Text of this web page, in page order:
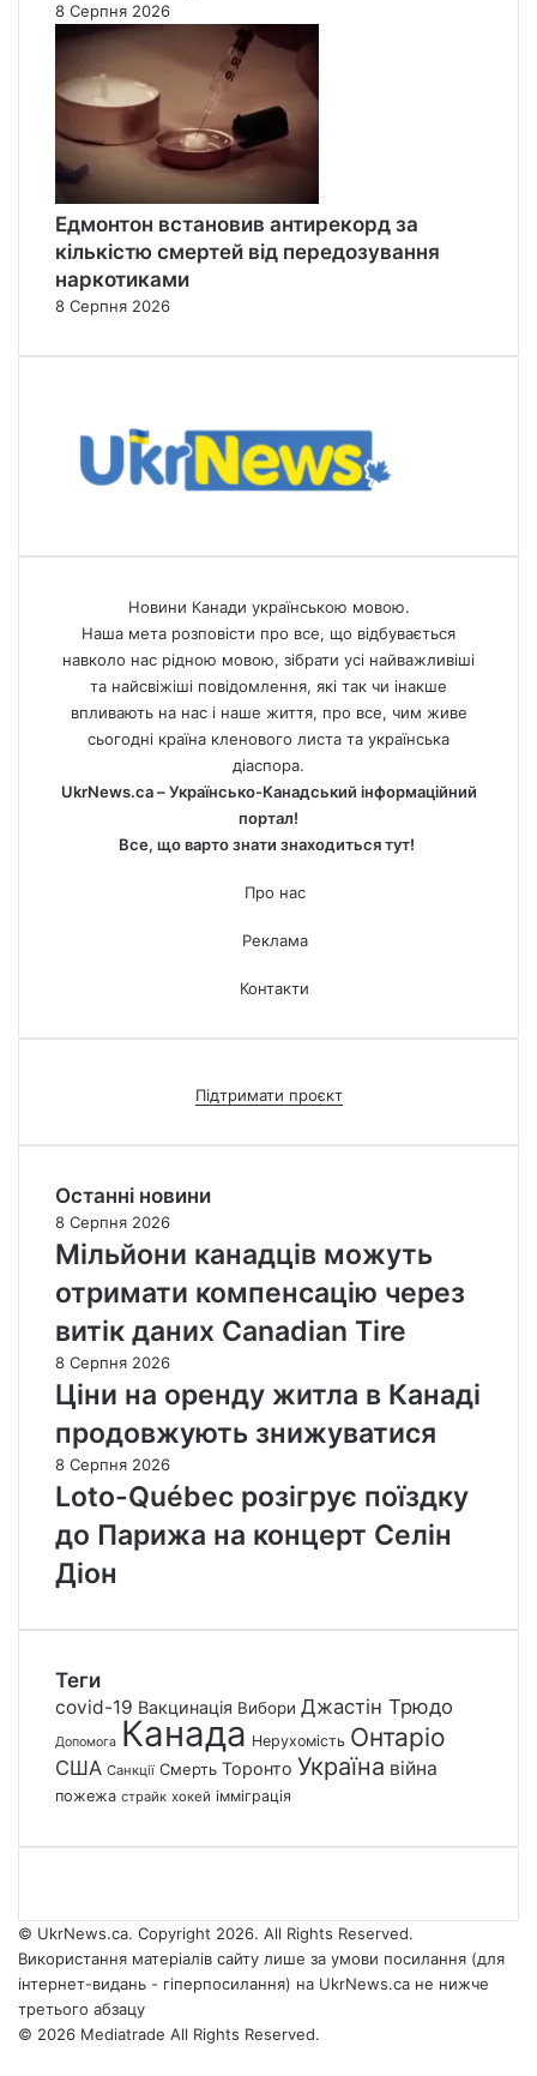
8 Серпня 2026
Едмонтон встановив антирекорд за
кількістю смертей від передозування
наркотиками
8 Серпня 2026
Новини Канади українською мовою.
Наша мета розповісти про все, що відбувається
навколо нас рідною мовою, зібрати усі найважливіші
та найсвіжіші повідомлення, які так чи інакше
впливають на нас і наше життя, про все, чим живе
сьогодні країна кленового листа та українська
діаспора.
UkrNews.ca – Українсько-Канадський інформаційний
портал!
Все, що варто знати знаходиться тут!
Про нас
Реклама
Контакти
Підтримати проєкт
Останні новини
8 Серпня 2026
Мільйони канадців можуть
отримати компенсацію через
витік даних Canadian Tire
8 Серпня 2026
Ціни на оренду житла в Канаді
продовжують знижуватися
8 Серпня 2026
Loto-Québec розігрує поїздку
до Парижа на концерт Селін
Діон
Теги
covid-19 Вакцинація Вибори Джастін Трюдо
Допомога Канада Нерухомість Онтаріо
США Санкції Смерть Торонто Україна війна
пожежа страйк хокей імміграція
© UkrNews.ca. Copyright 2026. All Rights Reserved.
Використання матеріалів сайту лише за умови посилання (для
інтернет-видань - гіперпосилання) на UkrNews.ca не нижче
третього абзацу
© 2026 Mediatrade All Rights Reserved.